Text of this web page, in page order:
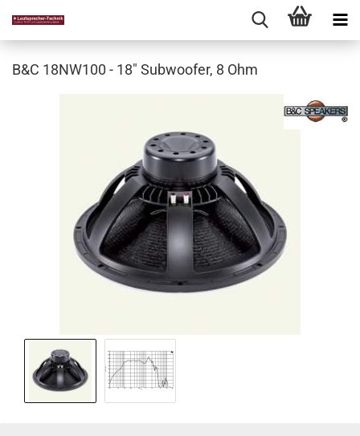
B&C 18NW100 - 18" Subwoofer, 8 Ohm